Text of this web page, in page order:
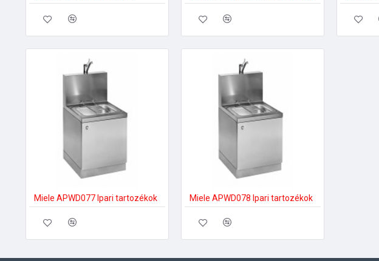
Miele APWD077 Ipari tartozékok Miele APWD078 Ipari tartozékok